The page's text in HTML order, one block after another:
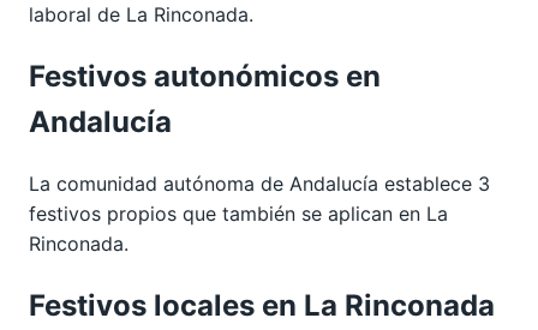
laboral de La Rinconada.
Festivos autonómicos en
Andalucía
La comunidad autónoma de Andalucía establece 3
festivos propios que también se aplican en La
Rinconada.
Festivos locales en La Rinconada